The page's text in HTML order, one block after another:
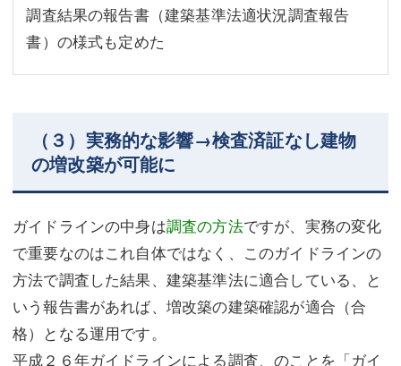
調査結果の報告書（建築基準法適状況調査報告
書）の様式も定めた
（３）実務的な影響→検査済証なし建物
の増改築が可能に
ガイドラインの中身は調査の方法ですが、実務の変化
で重要なのはこれ自体ではなく、このガイドラインの
方法で調査した結果、建築基準法に適合している、と
いう報告書があれば、増改築の建築確認が適合（合
格）となる運用です。
平成２６年ガイドラインによる調査、のことを「ガイ